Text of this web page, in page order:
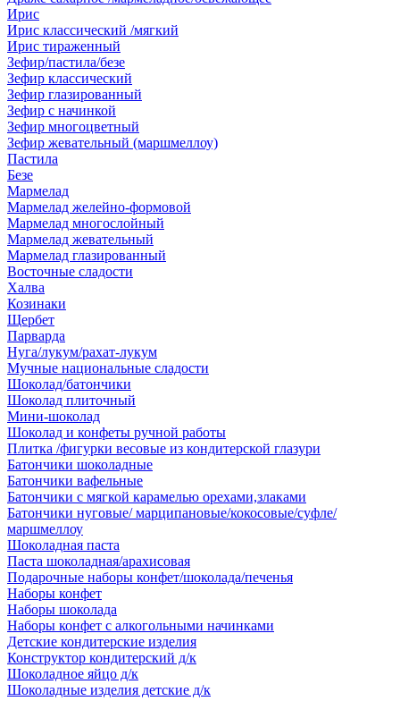
Ирис
Ирис классический /мягкий
Ирис тираженный
Зефир/пастила/безе
Зефир классический
Зефир глазированный
Зефир с начинкой
Зефир многоцветный
Зефир жевательный (маршмеллоу)
Пастила
Безе
Мармелад
Мармелад желейно-формовой
Мармелад многослойный
Мармелад жевательный
Мармелад глазированный
Восточные сладости
Халва
Козинаки
Щербет
Парварда
Нуга/лукум/рахат-лукум
Мучные национальные сладости
Шоколад/батончики
Шоколад плиточный
Мини-шоколад
Шоколад и конфеты ручной работы
Плитка /фигурки весовые из кондитерской глазури
Батончики шоколадные
Батончики вафельные
Батончики с мягкой карамелью орехами,злаками
Батончики нуговые/ марципановые/кокосовые/суфле/
маршмеллоу
Шоколадная паста
Паста шоколадная/арахисовая
Подарочные наборы конфет/шоколада/печенья
Наборы конфет
Наборы шоколада
Наборы конфет с алкогольными начинками
Детские кондитерские изделия
Конструктор кондитерский д/к
Шоколадное яйцо д/к
Шоколадные изделия детские д/к